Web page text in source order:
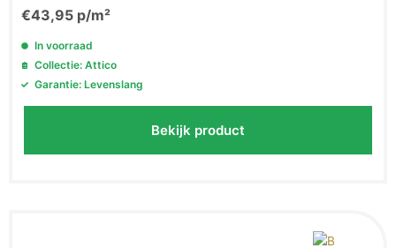
€43,95 p/m²
In voorraad
Collectie: Attico
Garantie: Levenslang
Bekijk product